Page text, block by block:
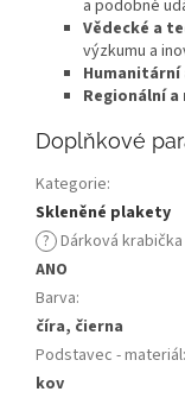
a podobné
Vědecké a
výzkumu a
Regionální
Doplňkové
Kategorie:
Skleněné plakety
? Dárková
ANO
Barva:
číra, čierna
Podstavec - materiál:
kov